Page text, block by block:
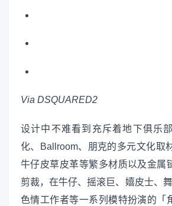
Via DSQUARED2
设计中不难看到充斥着地下俱乐
化、Ballroom、朋克的多元文化取
牛仔皮草皮革等繁多材质以及金属
剪裁，在牛仔、摇滚巨、嬉皮士、
色情工作者等一系列模特扮演的「